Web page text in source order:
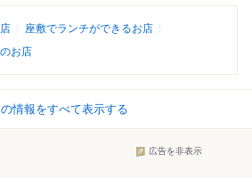
座敷でランチができるお店
お店
情報をすべて表示する
広告を非表示